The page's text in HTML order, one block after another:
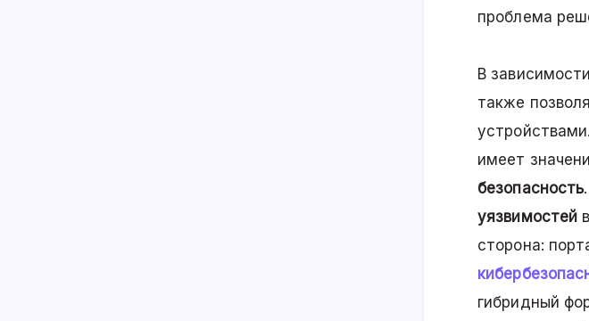
проблема
В
также
имеет
безопасность
уязвимостей
сторона:
гибридный